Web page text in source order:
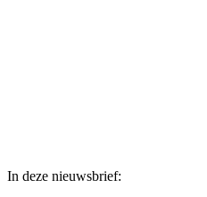
In deze nieuwsbrief: